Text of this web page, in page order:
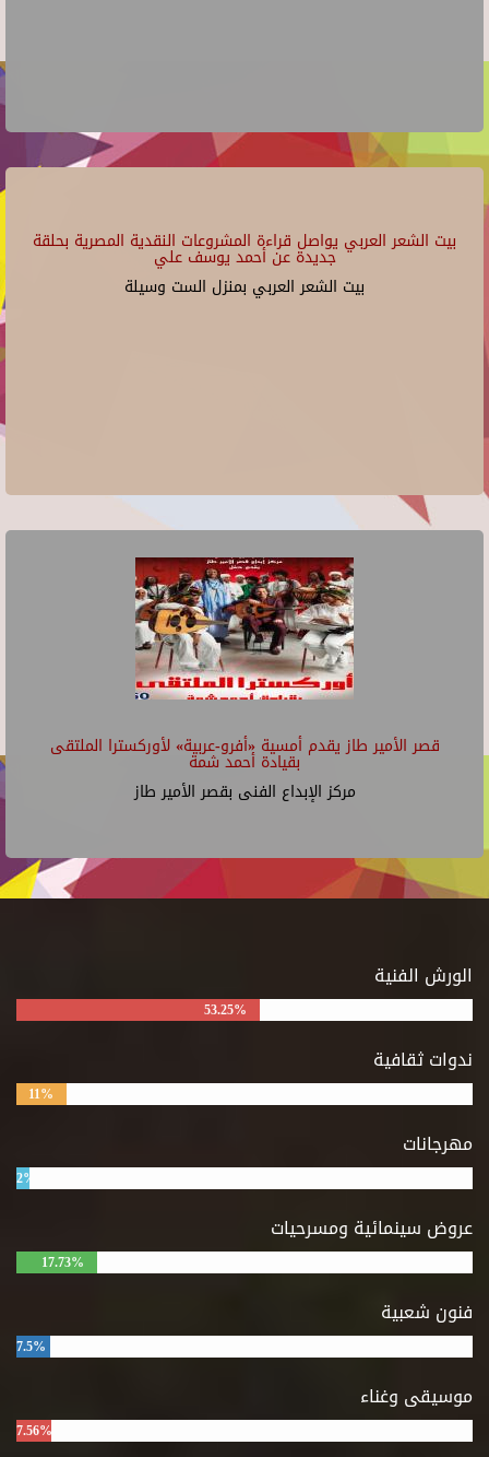
بيت الشعر العربي يواصل قراءة المشروعات النقدية المصرية بحلقة
جديدة عن أحمد يوسف علي
بيت الشعر العربي بمنزل الست وسيلة
قصر الأمير طاز يقدم أمسية «أفرو-عربية» لأوركسترا الملتقى
بقيادة أحمد شمة
مركز الإبداع الفنى بقصر الأمير طاز
الورش الفنية
53.25%
ندوات ثقافية
11%
مهرجانات
2%
عروض سينمائية ومسرحيات
17.73%
فنون شعبية
7.5%
موسيقى وغناء
7.56%